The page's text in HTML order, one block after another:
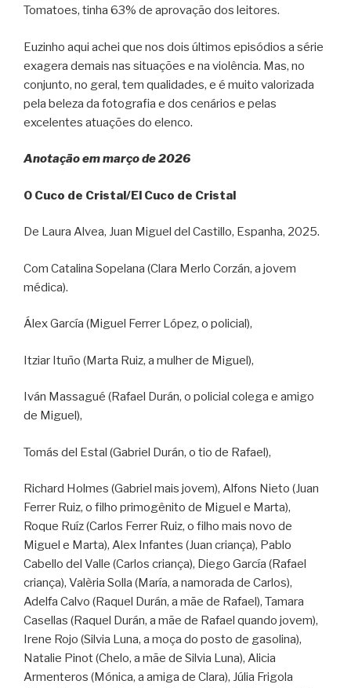
Tomatoes, tinha 63% de aprovação dos leitores.
Euzinho aqui achei que nos dois últimos episódios a série
exagera demais nas situações e na violência. Mas, no
conjunto, no geral, tem qualidades, e é muito valorizada
pela beleza da fotografia e dos cenários e pelas
excelentes atuações do elenco.
Anotação em março de 2026
O Cuco de Cristal/El Cuco de Cristal
De Laura Alvea, Juan Miguel del Castillo, Espanha, 2025.
Com Catalina Sopelana (Clara Merlo Corzán, a jovem
médica).
Álex García (Miguel Ferrer López, o policial),
Itziar Ituño (Marta Ruiz, a mulher de Miguel),
Iván Massagué (Rafael Durán, o policial colega e amigo
de Miguel),
Tomás del Estal (Gabriel Durán, o tio de Rafael),
Richard Holmes (Gabriel mais jovem), Alfons Nieto (Juan
Ferrer Ruiz, o filho primogênito de Miguel e Marta),
Roque Ruíz (Carlos Ferrer Ruiz, o filho mais novo de
Miguel e Marta), Alex Infantes (Juan criança), Pablo
Cabello del Valle (Carlos criança), Diego García (Rafael
criança), Valèria Solla (María, a namorada de Carlos),
Adelfa Calvo (Raquel Durán, a mãe de Rafael), Tamara
Casellas (Raquel Durán, a mãe de Rafael quando jovem),
Irene Rojo (Silvia Luna, a moça do posto de gasolina),
Natalie Pinot (Chelo, a mãe de Silvia Luna), Alicia
Armenteros (Mónica, a amiga de Clara), Júlia Frigola